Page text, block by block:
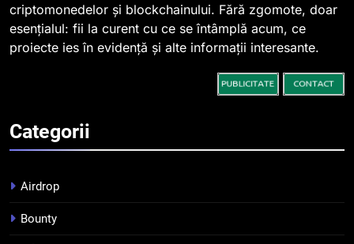
0,000005 dolari
2
Regulamentul MiCA privind
serviciile crypto, obligatoriu de
la 1 iulie în România
3
Pariuri cu plata în crypto:
4
criptomonedelor și blockchainului. Fără zgomote, doar
esențialul: fii la curent cu ce se întâmplă acum, ce
proiecte ies în evidență și alte informații interesante.
Categorii
Airdrop
Bounty